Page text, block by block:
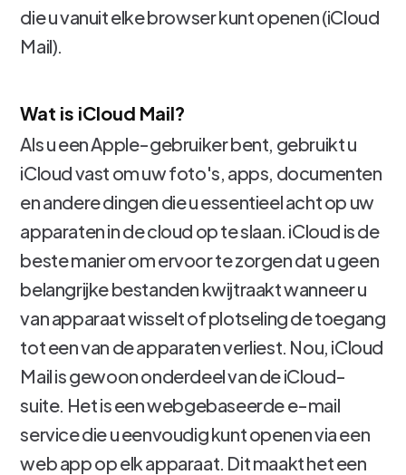
die u vanuit elke browser kunt openen (iCloud
Mail).
Wat is iCloud Mail?
Als u een Apple-gebruiker bent, gebruikt u
iCloud vast om uw foto's, apps, documenten
en andere dingen die u essentieel acht op uw
apparaten in de cloud op te slaan. iCloud is de
beste manier om ervoor te zorgen dat u geen
belangrijke bestanden kwijtraakt wanneer u
van apparaat wisselt of plotseling de toegang
tot een van de apparaten verliest. Nou, iCloud
Mail is gewoon onderdeel van de iCloud-
suite. Het is een webgebaseerde e-mail
service die u eenvoudig kunt openen via een
web app op elk apparaat. Dit maakt het een